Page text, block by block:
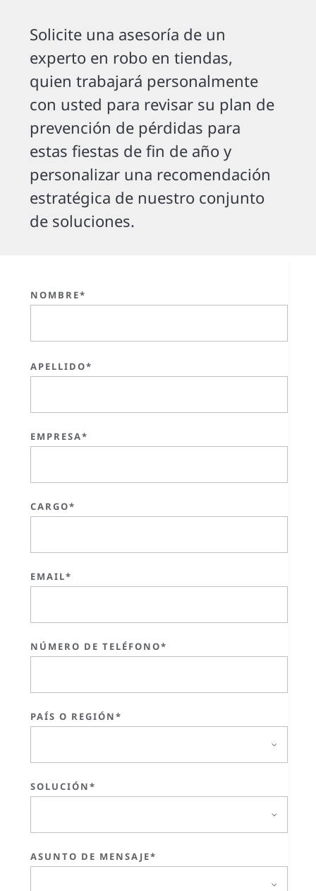
Solicite una asesoría de un
experto en robo en tiendas,
quien trabajará personalmente
con usted para revisar su plan de
prevención de pérdidas para
estas fiestas de fin de año y
personalizar una recomendación
estratégica de nuestro conjunto
de soluciones.
NOMBRE*
APELLIDO*
EMPRESA*
CARGO*
EMAIL*
NÚMERO DE TELÉFONO*
PAÍS O REGIÓN*
SOLUCIÓN*
ASUNTO DE MENSAJE*